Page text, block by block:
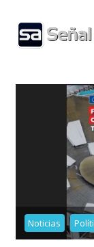
content
Noticias